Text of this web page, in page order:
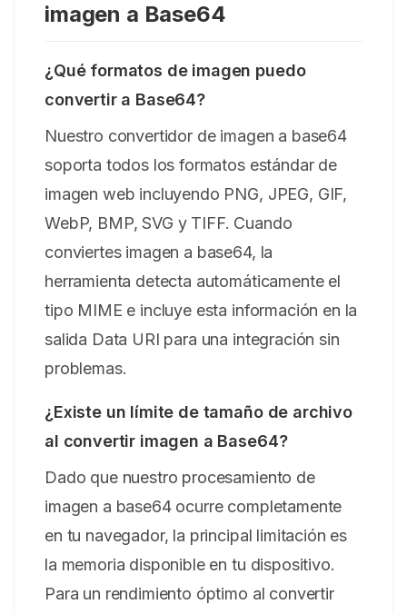
imagen a Base64
¿Qué formatos de imagen puedo
convertir a Base64?
Nuestro convertidor de imagen a base64
soporta todos los formatos estándar de
imagen web incluyendo PNG, JPEG, GIF,
WebP, BMP, SVG y TIFF. Cuando
conviertes imagen a base64, la
herramienta detecta automáticamente el
tipo MIME e incluye esta información en la
salida Data URI para una integración sin
problemas.
¿Existe un límite de tamaño de archivo
al convertir imagen a Base64?
Dado que nuestro procesamiento de
imagen a base64 ocurre completamente
en tu navegador, la principal limitación es
la memoria disponible en tu dispositivo.
Para un rendimiento óptimo al convertir